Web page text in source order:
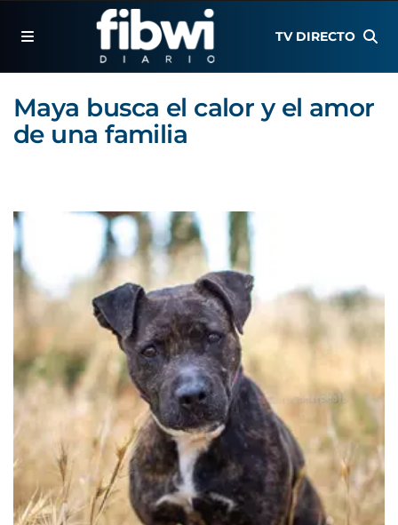
TV DIRECTO
Maya busca el calor y el amor
de una familia